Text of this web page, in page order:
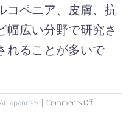
コペニア、皮膚、抗
幅広い分野で研究さ
れることが多いで
| Comments Offon
5-